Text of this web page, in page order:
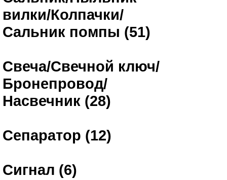
вилки/Колпачки/
Сальник помпы (51)
Свеча/Свечной ключ/
Бронепровод/
Насвечник (28)
Сепаратор (12)
Сигнал (6)